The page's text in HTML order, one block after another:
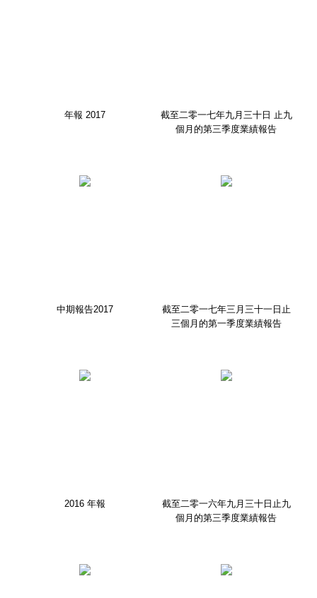
年報 2017
截至二零一七年九月三十日 止九
個月的第三季度業績報告
中期報告2017
截至二零一七年三月三十一日止
三個月的第一季度業績報告
2016 年報
截至二零一六年九月三十日止九
個月的第三季度業績報告